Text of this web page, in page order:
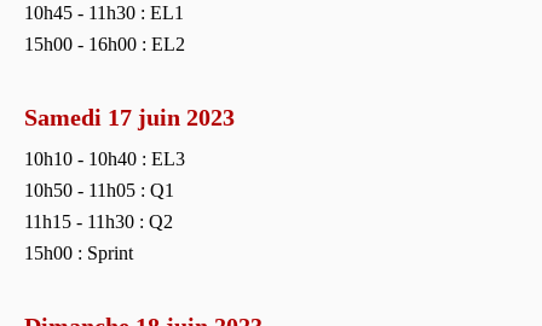
10h45 - 11h30 : EL1
15h00 - 16h00 : EL2
Samedi 17 juin 2023
10h10 - 10h40 : EL3
10h50 - 11h05 : Q1
11h15 - 11h30 : Q2
15h00 : Sprint